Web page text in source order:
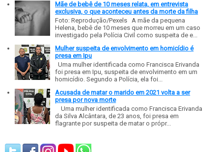
Mãe de bebê de 10 meses relata, em entrevista
exclusiva, o que aconteceu antes da morte da filha
Foto: Reprodução/Pexels A mãe da pequena
Helena, bebê de 10 meses que morreu em um caso
investigado pela Polícia Civil como suspeita de e...
Mulher suspeita de envolvimento em homicídio é
presa em Ipu
Uma mulher identificada como Francisca Erivanda
foi presa em Ipu, suspeita de envolvimento em um
homicídio. Segundo a Polícia, ela foi...
Acusada de matar o marido em 2021 volta a ser
presa por nova morte
Uma mulher identificada como Francisca Erivanda
da Silva Alcântara, de 23 anos, foi presa em
flagrante por suspeita de matar o própr...